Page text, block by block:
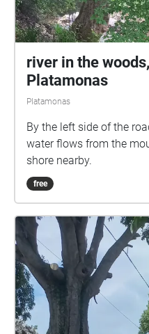
river in the
Platamonas
Platamonas
By the left side of the
water flows from the
shore nearby.
free